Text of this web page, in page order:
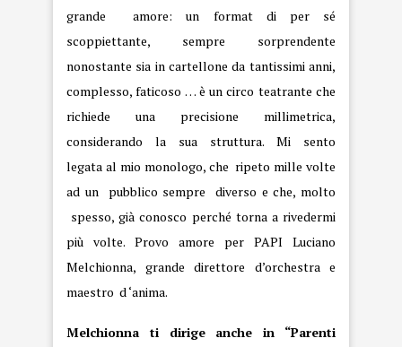
grande amore: un format di per sé
scoppiettante, sempre sorprendente
nonostante sia in cartellone da tantissimi anni,
complesso, faticoso … è un circo teatrante che
richiede una precisione millimetrica,
considerando la sua struttura. Mi sento
legata al mio monologo, che ripeto mille volte
ad un pubblico sempre diverso e che, molto
spesso, già conosco perché torna a rivedermi
più volte. Provo amore per PAPI Luciano
Melchionna, grande direttore d’orchestra e
maestro d ‘anima.
Melchionna ti dirige anche in “Parenti